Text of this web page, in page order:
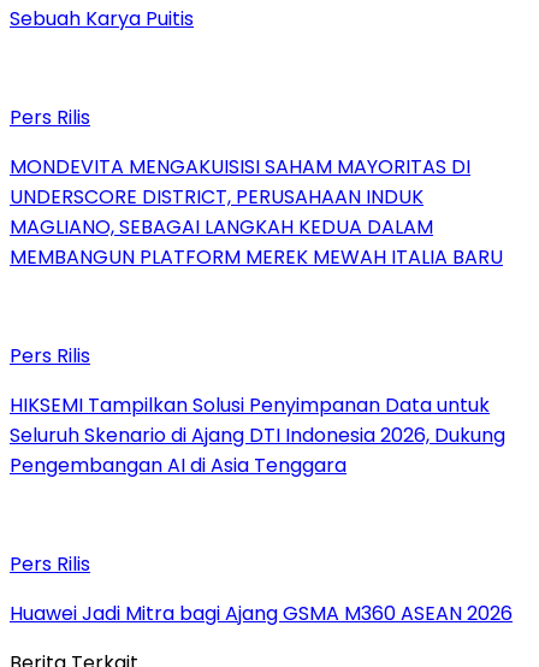
Sebuah Karya Puitis
Pers Rilis
MONDEVITA MENGAKUISISI SAHAM MAYORITAS DI
UNDERSCORE DISTRICT, PERUSAHAAN INDUK
MAGLIANO, SEBAGAI LANGKAH KEDUA DALAM
MEMBANGUN PLATFORM MEREK MEWAH ITALIA BARU
Pers Rilis
HIKSEMI Tampilkan Solusi Penyimpanan Data untuk
Seluruh Skenario di Ajang DTI Indonesia 2026, Dukung
Pengembangan AI di Asia Tenggara
Pers Rilis
Huawei Jadi Mitra bagi Ajang GSMA M360 ASEAN 2026